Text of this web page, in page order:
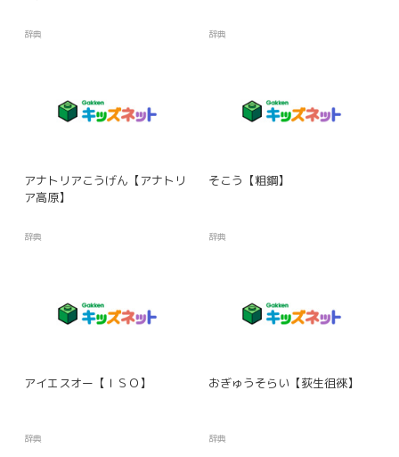
辞典 辞典
アナトリアこうげん【アナトリ
ア高原】
辞典
そこう【粗鋼】
辞典
アイエスオー【ＩＳＯ】
辞典
おぎゅうそらい【荻生徂徠】
辞典